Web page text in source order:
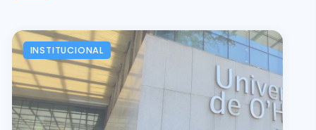
INSTITUCIONAL